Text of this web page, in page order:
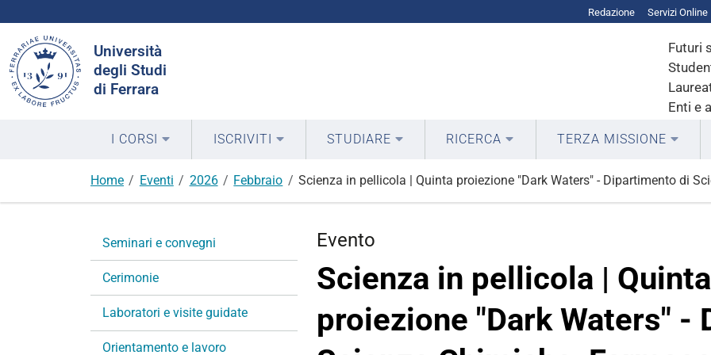
Redazione Servizi Online
Università
degli Studi
di Ferrara
Futuri
Enti e
nel
sito
I CORSI ISCRIVITI STUDIARE RICERCA TERZA MISSIONE
Home Eventi 2026 Febbraio Scienza in pellicola | Quinta proiezione "Dark Waters" - Dipartimento di
Evento
Scienza in pellicola | Quinta
proiezione "Dark Waters" -
i
a
Seminari e convegni
Cerimonie
Laboratori e visite guidate
Orientamento e lavoro